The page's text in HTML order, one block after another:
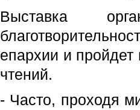
Выставка
епархии и пройдет
чтений.
- Часто, проходя